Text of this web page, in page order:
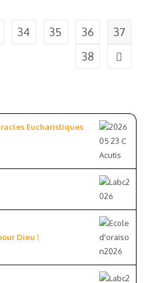
34 35 36
37
38
Eucharistiques
Dieu !